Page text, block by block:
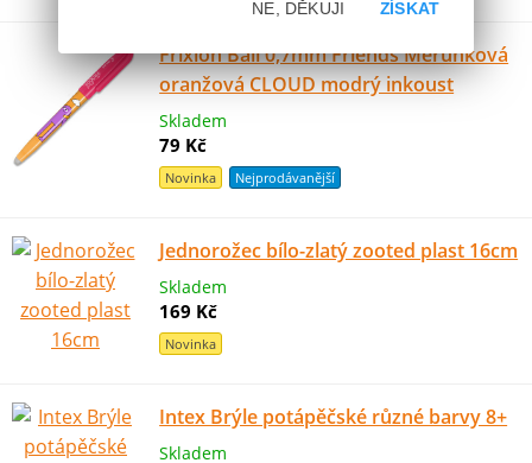
Frixion Ball 0,7mm Friends Meruňková
oranžová CLOUD modrý inkoust
Skladem
79 Kč
Novinka Nejprodávanější
Jednorožec bílo-zlatý zooted plast 16cm
Skladem
169 Kč
Novinka
Intex Brýle potápěčské různé barvy 8+
Skladem
ZÍSKAT
NE, DĚKUJI